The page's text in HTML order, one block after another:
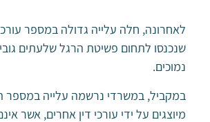
לאחרונה, חלה עלייה גדולה במספר
שנכנסו לתחום פשיטת הרגל שלעתים
נמוכים.
במקביל, במשרדי נרשמה עלייה במספר
מיוצגים על ידי עורכי דין אחרים, אשר